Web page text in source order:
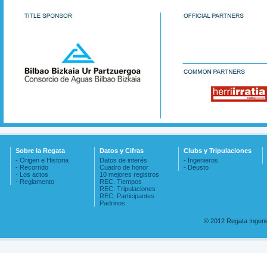
Sobre la Regata
- Origen e Historia
- Recorrido
- Los actos
- Reglamento
Datos y Cifras
Datos de interés
Cuadro de honor
10 mejores registros
REC. Tiempos
REC. Tripulaciones
REC. Participantes
Padrinos
Clubs y Tripulaciones
- Ingenieros
- Deusto
© 2012 Regata